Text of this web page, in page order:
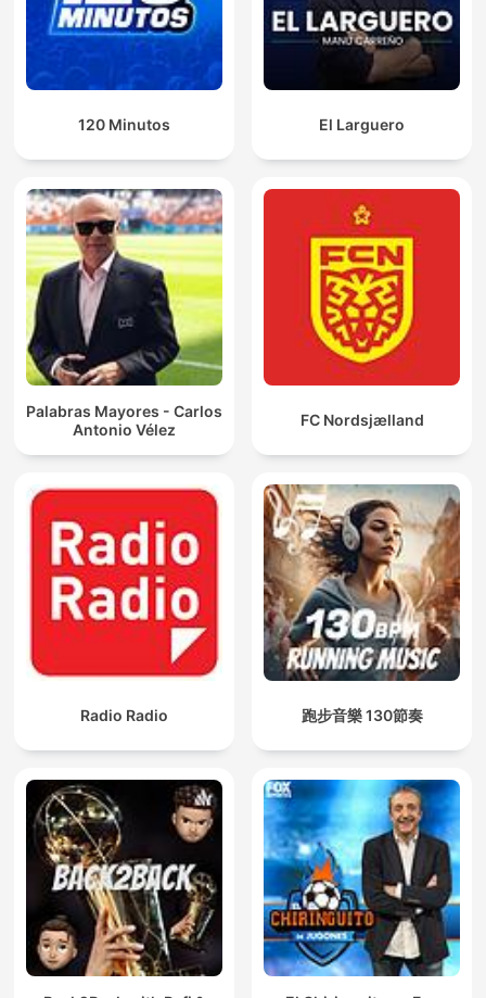
120 Minutos El Larguero
Palabras Mayores - Carlos
Antonio Vélez
FC Nordsjælland
Radio Radio 跑步音樂 130節奏